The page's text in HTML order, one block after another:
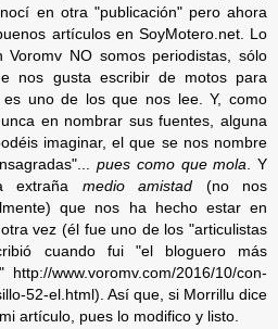
en otra "publicación" pero ahora
artículos en SoyMotero.net. Lo
NO somos periodistas, sólo
nos gusta escribir de motos para
es uno de los que nos lee. Y, como
en nombrar sus fuentes, alguna
imaginar, el que se nos nombre
pues como que mola . Y
extraña medio amistad (no nos
que nos ha hecho estar en
vez (él fue uno de los "articulistas
cuando fui "el bloguero más
www.voromv.com/2016/10/con-
52-el.html). Así que, si Morrillu dice
artículo, pues lo modifico y listo.